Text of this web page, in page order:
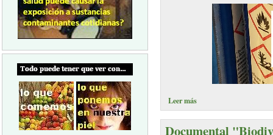
Leer más
Documental